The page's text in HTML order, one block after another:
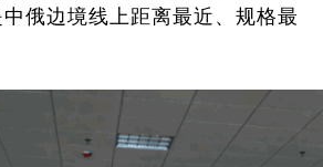
俄边境线上距离最近、规格最